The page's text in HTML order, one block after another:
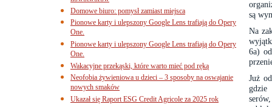
są
Na
6a)
Już
gdzie
Domowe biuro: pomysł zamiast miejsca
Pionowe karty i ulepszony Google Lens trafiają do Opery
One.
Pionowe karty i ulepszony Google Lens trafiają do Opery
One.
Wakacyjne przekąski, które warto mieć pod ręką
Neofobia żywieniowa u dzieci – 3 sposoby na oswajanie
nowych smaków
Ukazał się Raport ESG Credit Agricole za 2025 rok